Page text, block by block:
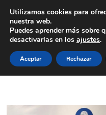
Utilizamos cookies para
nuestra web.
Puedes aprender más sobre
desactivarlas en los ajustes.
Aceptar Rechazar